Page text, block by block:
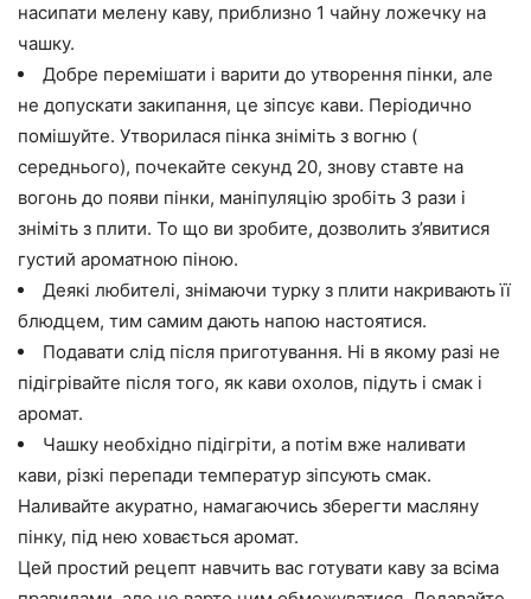
насипати мелену каву, приблизно 1 чайну ложечку на
чашку.
Добре перемішати і варити до утворення пінки, але
не допускати закипання, це зіпсує кави. Періодично
помішуйте. Утворилася пінка зніміть з вогню (
середнього), почекайте секунд 20, знову ставте на
вогонь до появи пінки, маніпуляцію зробіть 3 рази і
зніміть з плити. То що ви зробите, дозволить з’явитися
густий ароматною піною.
Деякі любителі, знімаючи турку з плити накривають її
блюдцем, тим самим дають напою настоятися.
Подавати слід після приготування. Ні в якому разі не
підігрівайте після того, як кави охолов, підуть і смак і
аромат.
Чашку необхідно підігріти, а потім вже наливати
кави, різкі перепади температур зіпсують смак.
Наливайте акуратно, намагаючись зберегти масляну
пінку, під нею ховається аромат.
Цей простий рецепт навчить вас готувати каву за всіма